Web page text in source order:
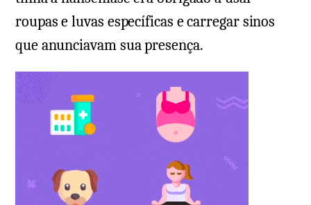
roupas e luvas específicas e carregar sinos
que anunciavam sua presença.